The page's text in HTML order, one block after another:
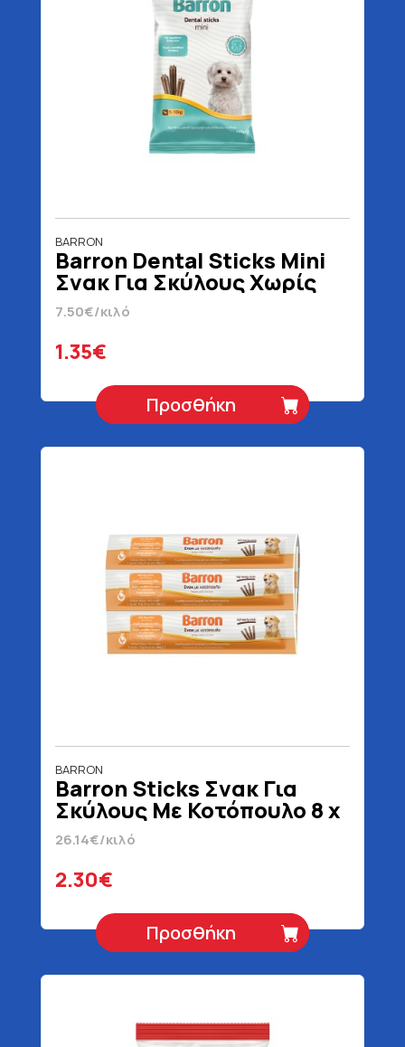
BARRON
Barron Dental Sticks Mini
Σνακ Για Σκύλους Χωρίς
Προσθήκη Ζάχαρης 180 gr
7.50€/κιλό
1.35€
Προσθήκη
BARRON
Barron Sticks Σνακ Για
Σκύλους Με Κοτόπουλο 8 x
11 gr
26.14€/κιλό
2.30€
Προσθήκη